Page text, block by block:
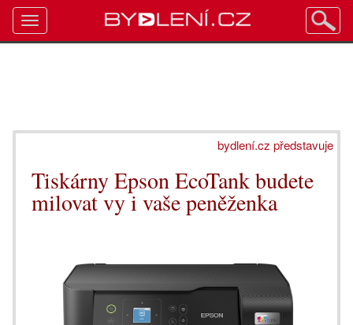
bydlení.cz představuje
Tiskárny Epson EcoTank budete
milovat vy i vaše peněženka
Toggle
navigation